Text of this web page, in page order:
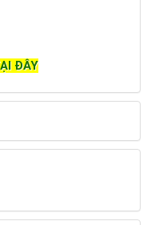
ĐÂY